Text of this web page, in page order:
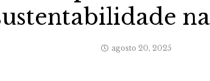
agosto 20, 2025